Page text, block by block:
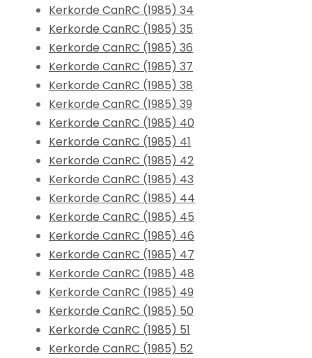
Kerkorde CanRC (1985) 34
Kerkorde CanRC (1985) 35
Kerkorde CanRC (1985) 36
Kerkorde CanRC (1985) 37
Kerkorde CanRC (1985) 38
Kerkorde CanRC (1985) 39
Kerkorde CanRC (1985) 40
Kerkorde CanRC (1985) 41
Kerkorde CanRC (1985) 42
Kerkorde CanRC (1985) 43
Kerkorde CanRC (1985) 44
Kerkorde CanRC (1985) 45
Kerkorde CanRC (1985) 46
Kerkorde CanRC (1985) 47
Kerkorde CanRC (1985) 48
Kerkorde CanRC (1985) 49
Kerkorde CanRC (1985) 50
Kerkorde CanRC (1985) 51
Kerkorde CanRC (1985) 52